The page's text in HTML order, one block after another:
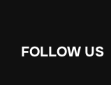
FOLLOW US